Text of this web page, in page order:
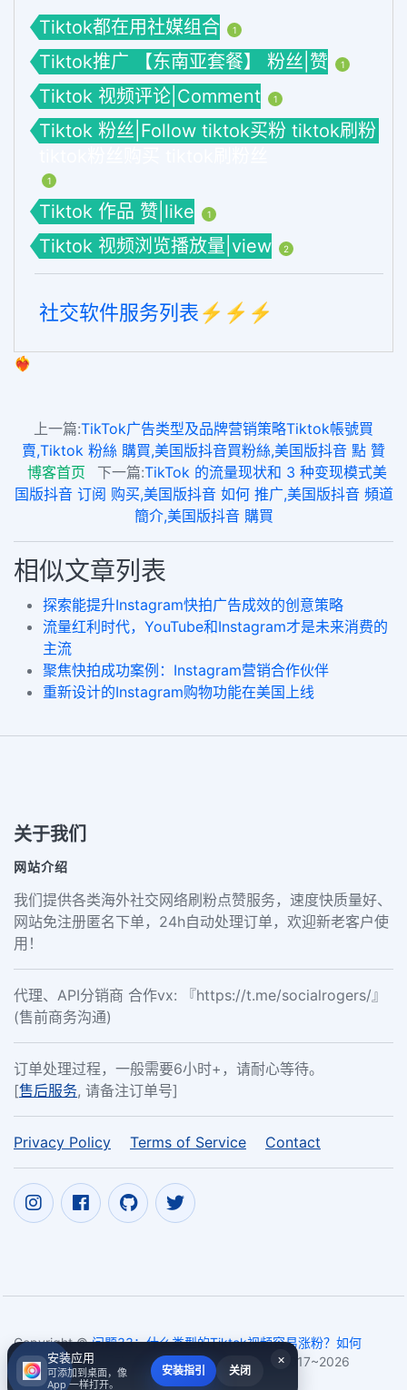
Tiktok都在用社媒组合 1
Tiktok推广 【东南亚套餐】 粉丝|赞 1
Tiktok 视频评论|Comment 1
Tiktok 粉丝|Follow tiktok买粉 tiktok刷粉
1
Tiktok 作品 赞|like 1
Tiktok 视频浏览播放量|view 2
社交软件服务列表⚡️⚡️⚡️
❤️‍🔥
上一篇:TikTok广告类型及品牌营销策略Tiktok帳號買
賣,Tiktok 粉絲 購買,美国版抖音買粉絲,美国版抖音 點 贊
博客首页
下一篇:TikTok 的流量现状和 3 种变现模式美
国版抖音 订阅 购买,美国版抖音 如何 推广,美国版抖音 頻道
簡介,美国版抖音 購買
相似文章列表
探索能提升Instagram快拍广告成效的创意策略
流量红利时代，YouTube和Instagram才是未来消费的
主流
聚焦快拍成功案例：Instagram营销合作伙伴
重新设计的Instagram购物功能在美国上线
关于我们
网站介绍
我们提供各类海外社交网络刷粉点赞服务，速度快质量好、
网站免注册匿名下单，24h自动处理订单，欢迎新老客户使
用！
代理、API分销商 合作vx: 『https://t.me/socialrogers/』
(售前商务沟通)
订单处理过程，一般需要6小时+，请耐心等待。
[售后服务, 请备注订单号]
Privacy Policy Terms of Service Contact
Copyright ©问题33：什么类型的Tiktok视频容易涨粉？如何
有效定位Tiktok爆款视频smm panel for tik tok 2017~2026
×
安装应用
可添加到桌面，像
App 一样打开。
安装指引 关闭